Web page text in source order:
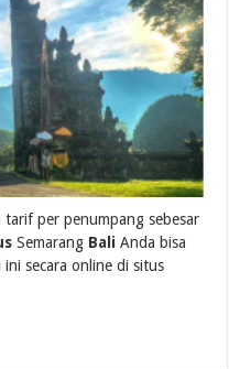
per penumpang sebesar
Semarang Bali Anda bisa
ini secara online di situs